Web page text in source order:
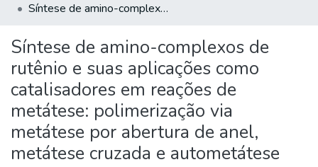
All of DSpace
Statistics
Síntese de amino-complexos de rutênio e suas aplicações como catalisadores em reações de metátese: polimerização via metátese por abertura de anel, metátese cruzada e autometátese
Síntese de amino-complexos de
rutênio e suas aplicações como
catalisadores em reações de
metátese: polimerização via
metátese por abertura de anel,
metátese cruzada e autometátese